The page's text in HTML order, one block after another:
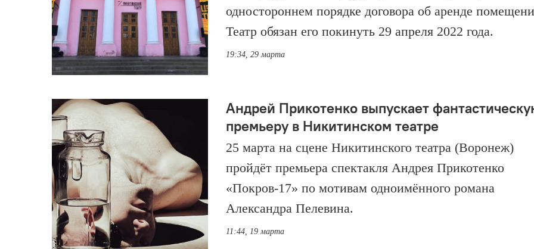
одностороннем порядке договора об аренде
Театр обязан его покинуть 29 апреля 2022 года.
19:34, 29 марта
Андрей Прикотенко выпускает
премьеру в Никитинском театре
25 марта на сцене Никитинского театра (Воронеж)
пройдёт премьера спектакля Андрея Прикотенко
«Покров-17» по мотивам одноимённого романа
Александра Пелевина.
11:44, 19 марта